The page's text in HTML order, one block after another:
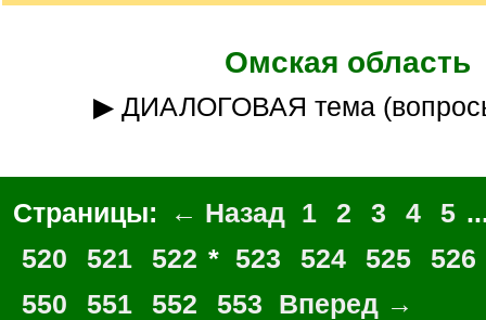
]
Омская область
▶ ДИАЛОГОВАЯ тема
Страницы: ← Назад 1 2 3 4 5
520
521 522 * 523 524 525 526
550
551 552 553 Вперед →